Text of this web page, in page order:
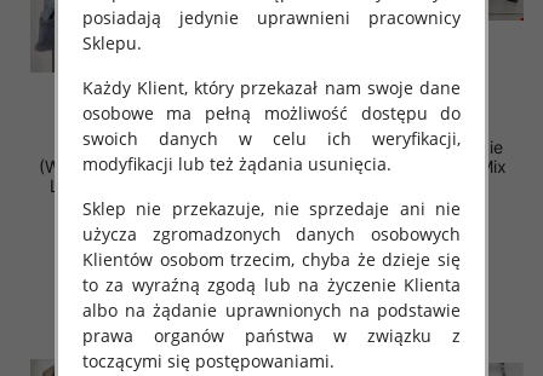
Kurtki damskie jeansy
(Włoskie produkt) Roz S-M-
L, Mix Kolor Paczka 5 szt
115.00 zł
szczegóły
Kurtki damskie (Włoskie
produkt) Roz S-2XL, Mix
60.00 zł
szczegóły
posiadają jedynie uprawnieni pracownicy
Sklepu.
Każdy Klient, który przekazał nam swoje dane
osobowe ma pełną możliwość dostępu do
swoich danych w celu ich weryfikacji,
modyfikacji lub też żądania usunięcia.
Sklep nie przekazuje, nie sprzedaje ani nie
użycza zgromadzonych danych osobowych
Klientów osobom trzecim, chyba że dzieje się
to za wyraźną zgodą lub na życzenie Klienta
albo na żądanie uprawnionych na podstawie
prawa organów państwa w związku z
toczącymi się postępowaniami.